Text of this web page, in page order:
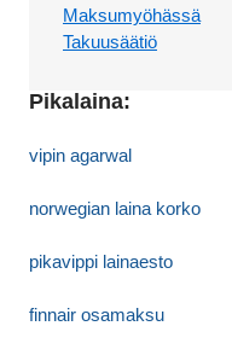
Maksumyöhässä
Takuusäätiö
Pikalaina:
vipin agarwal
norwegian laina korko
pikavippi lainaesto
finnair osamaksu